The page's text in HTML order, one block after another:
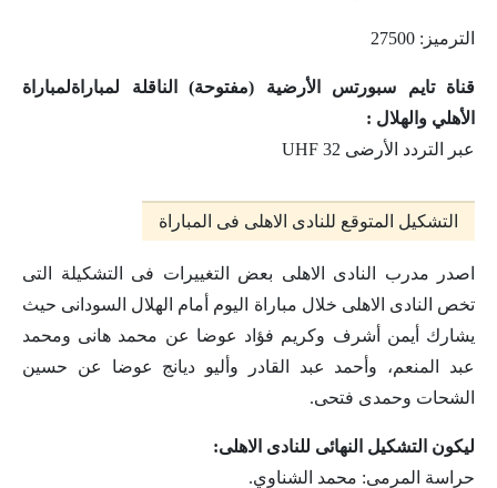
الترميز: 27500
قناة تايم سبورتس الأرضية (مفتوحة) الناقلة لمباراةلمباراة
الأهلي والهلال :
عبر التردد الأرضى UHF 32
التشكيل المتوقع للنادى الاهلى فى المباراة
اصدر مدرب النادى الاهلى بعض التغييرات فى التشكيلة التى
تخص النادى الاهلى خلال مباراة اليوم أمام الهلال السودانى حيث
يشارك أيمن أشرف وكريم فؤاد عوضا عن محمد هانى ومحمد
عبد المنعم، وأحمد عبد القادر وأليو ديانج عوضا عن حسين
الشحات وحمدى فتحى.
ليكون التشكيل النهائى للنادى الاهلى:
حراسة المرمى: محمد الشناوي.